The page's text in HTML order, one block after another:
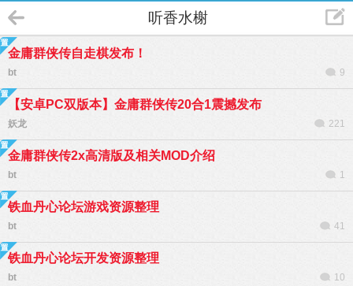
听香水榭
金庸群侠传自走棋发布！
bt 9
【安卓PC双版本】金庸群侠传20合1震撼发布
妖龙 221
金庸群侠传2x高清版及相关MOD介绍
bt 1
铁血丹心论坛游戏资源整理
bt 41
铁血丹心论坛开发资源整理
bt 10